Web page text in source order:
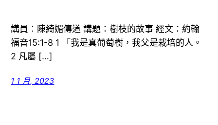
講員︰陳綺媚傳道 講題：樹枝的故事 經文：約翰
福音15:1-8 1 「我是真葡萄樹，我父是栽培的人。
2 凡屬 […]
1 1 月, 2023